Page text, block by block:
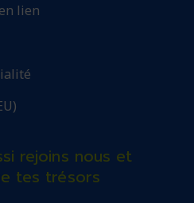
lien
rejoins nous et
tes trésors